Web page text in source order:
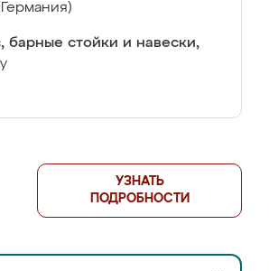
барные стойки и навески,
УЗНАТЬ
ПОДРОБНОСТИ